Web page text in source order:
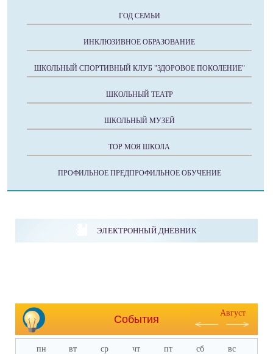
ГОД СЕМЬИ
ИНКЛЮЗИВНОЕ ОБРАЗОВАНИЕ
ШКОЛЬНЫЙ СПОРТИВНЫЙ КЛУБ "ЗДОРОВОЕ ПОКОЛЕНИЕ"
ШКОЛЬНЫЙ ТЕАТР
ШКОЛЬНЫЙ МУЗЕЙ
ТОР МОЯ ШКОЛА
ПРОФИЛЬНОЕ ПРЕДПРОФИЛЬНОЕ ОБУЧЕНИЕ
ЭЛЕКТРОННЫЙ ДНЕВНИК
События
Август
пн вт ср чт пт сб вс